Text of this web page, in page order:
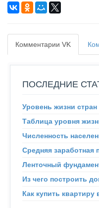
Комментарии VK
ПОСЛЕДНИЕ
Уровень жизни стран
Таблица уровня
Численность
Средняя заработная
Ленточный
Из чего построить
Как купить квартиру